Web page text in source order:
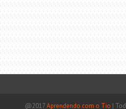
@2017Aprendendo com o Tio |